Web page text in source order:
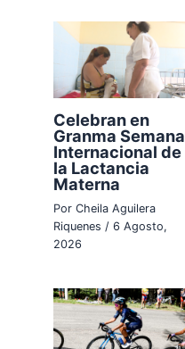
Celebran en
Granma Semana
Internacional de
la Lactancia
Materna
PorCheila Aguilera
Riquenes /6 Agosto,
2026